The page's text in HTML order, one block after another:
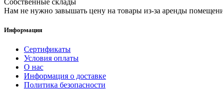
Нам не нужно завышать цену на товары из-за аренды
Информация
Сертификаты
Условия оплаты
О нас
Информация о доставке
Политика безопасности